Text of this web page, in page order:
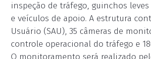
inspeção de tráfego, guinchos
e veículos de apoio. A estrutura
Usuário (SAU), 35 câmeras de
controle operacional do tráfego e
O monitoramento será realizado